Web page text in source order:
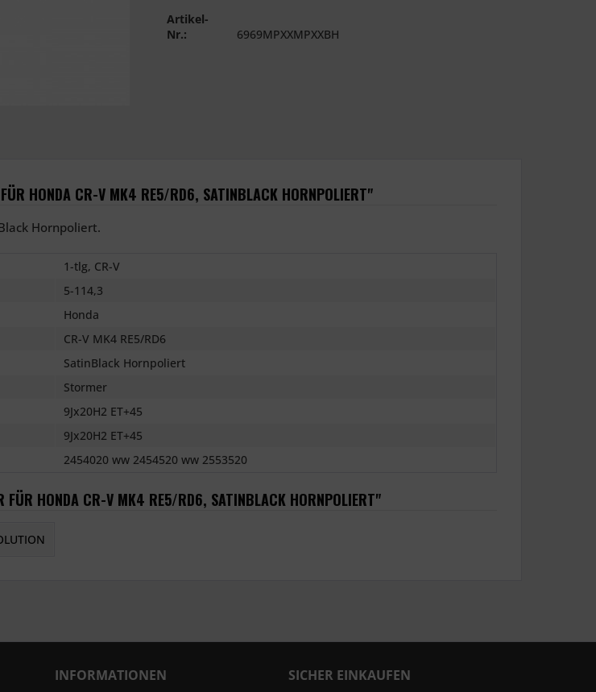
Artikel-
Nr.:
6969MPXXMPXXBH
HONDA CR-V MK4 RE5/RD6, SATINBLACK HORNPOLIERT"
Hornpoliert.
1-tlg, CR-V
5-114,3
Honda
CR-V MK4 RE5/RD6
SatinBlack Hornpoliert
Stormer
9Jx20H2 ET+45
9Jx20H2 ET+45
2454020 ww 2454520 ww 2553520
FÜR HONDA CR-V MK4 RE5/RD6, SATINBLACK HORNPOLIERT"
INFORMATIONEN SICHER EINKAUFEN